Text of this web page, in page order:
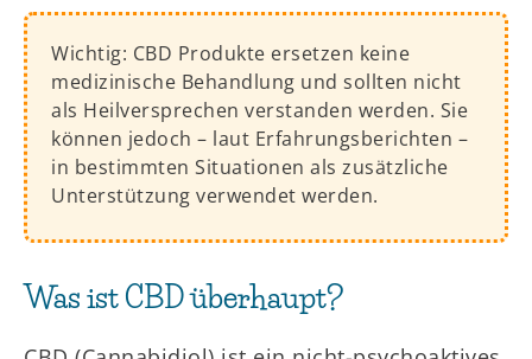
Wichtig: CBD Produkte ersetzen keine
medizinische Behandlung und sollten nicht
als Heilversprechen verstanden werden. Sie
können jedoch – laut Erfahrungsberichten –
in bestimmten Situationen als zusätzliche
Unterstützung verwendet werden.
Was ist CBD überhaupt?